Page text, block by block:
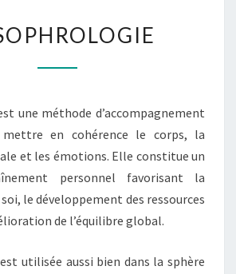
SOPHROLOGIE
une méthode d’accompagnement
en cohérence le corps, la
et les émotions. Elle constitue un
personnel favorisant la
le développement des ressources
de l’équilibre global.
utilisée aussi bien dans la sphère